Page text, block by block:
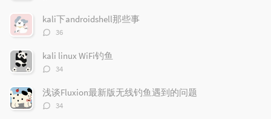
数：
kali下androidshell那些事
评
数：
36
kali linux WiFi钓鱼
评
数：
34
浅谈Fluxion最新版无线钓鱼遇到的问题
评
34